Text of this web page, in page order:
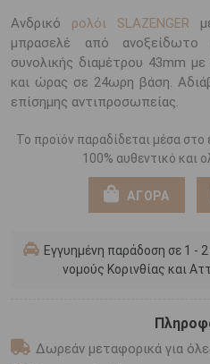
Ανδρικό ρολόι SLAZENGER
μπρασελέ από ανοξείδωτο
συνολικής διαμέτρου 43mm με
και ώρας σε 24ωρη βάση.
επίσημης αντιπροσωπείας.
Το προϊόν παραδίδεται μέσα στο
100% αυθεντικό και
ΑΓΟΡΑ
Εγγυημένη παράδοση σε 1 -
νομούς Κορινθίας και
Δωρεάν μεταφορικά για